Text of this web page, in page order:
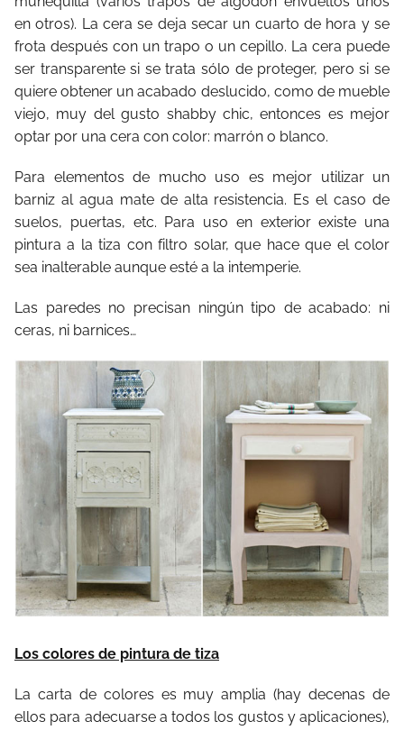
en otros). La cera se deja secar un cuarto de hora y se
frota después con un trapo o un cepillo. La cera puede
ser transparente si se trata sólo de proteger, pero si se
quiere obtener un acabado deslucido, como de mueble
viejo, muy del gusto shabby chic, entonces es mejor
optar por una cera con color: marrón o blanco.
Para elementos de mucho uso es mejor utilizar un
barniz al agua mate de alta resistencia. Es el caso de
suelos, puertas, etc. Para uso en exterior existe una
pintura a la tiza con filtro solar, que hace que el color
sea inalterable aunque esté a la intemperie.
Las paredes no precisan ningún tipo de acabado: ni
ceras, ni barnices…
Los colores de pintura de tiza
La carta de colores es muy amplia (hay decenas de
ellos para adecuarse a todos los gustos y aplicaciones),